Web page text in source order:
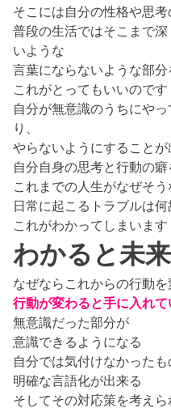
そこには自分の性格や思
普段の生活ではそこまで
いような
言葉にならないような部
これがとってもいいのです
自分が無意識のうちにや
り、
やらないようにすることが
自分自身の思考と行動の癖
これまでの人生がなぜそ
日常に起こるトラブルは
これがわかってしまいます
わかると未
なぜならこれからの行動
行動が変わると手に入れ
無意識だった部分が
意識できるようになる
自分では気付けなかった
明確な言語化が出来る
そしてその対応策を考え